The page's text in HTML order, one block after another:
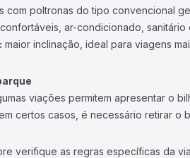
com poltronas do tipo convencional
ar-condicionado, sanitário
maior inclinação, ideal para viagens
viações permitem apresentar o
certos casos, é necessário retirar o
verifique as regras específicas da